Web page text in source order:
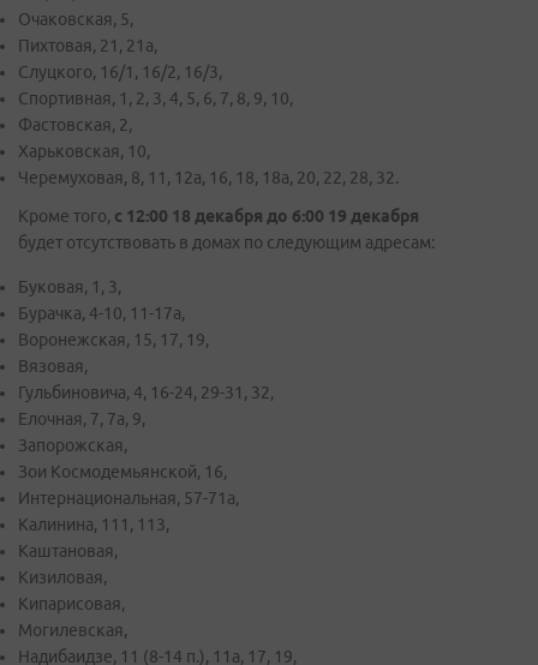
Очаковская, 5,
Пихтовая, 21, 21а,
Слуцкого, 16/1, 16/2, 16/3,
Спортивная, 1, 2, 3, 4, 5, 6, 7, 8, 9, 10,
Фастовская, 2,
Харьковская, 10,
Черемуховая, 8, 11, 12а, 16, 18, 18а, 20, 22, 28, 32.
Кроме того, с 12:00 18 декабря до 6:00 19 декабря
будет отсутствовать в домах по следующим адресам:
Буковая, 1, 3,
Бурачка, 4-10, 11-17а,
Воронежская, 15, 17, 19,
Вязовая,
Гульбиновича, 4, 16-24, 29-31, 32,
Елочная, 7, 7а, 9,
Запорожская,
Зои Космодемьянской, 16,
Интернациональная, 57-71а,
Калинина, 111, 113,
Каштановая,
Кизиловая,
Кипарисовая,
Могилевская,
Надибаидзе, 11 (8-14 п.), 11а, 17, 19,